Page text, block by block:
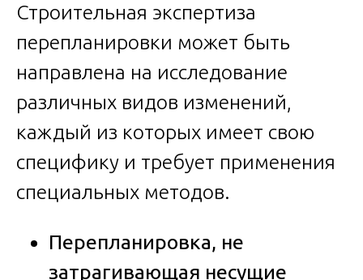
Строительная экспертиза
перепланировки может быть
направлена на исследование
различных видов изменений,
каждый из которых имеет свою
специфику и требует применения
специальных методов.
Перепланировка, не
затрагивающая несущие